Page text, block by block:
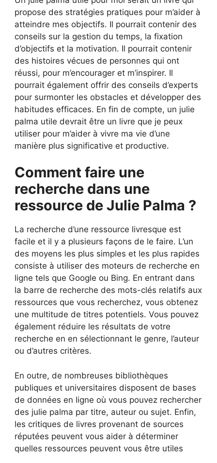
propose des stratégies pratiques pour m’aider à
atteindre mes objectifs. Il pourrait contenir des
conseils sur la gestion du temps, la fixation
d’objectifs et la motivation. Il pourrait contenir
des histoires vécues de personnes qui ont
réussi, pour m’encourager et m’inspirer. Il
pourrait également offrir des conseils d’experts
pour surmonter les obstacles et développer des
habitudes efficaces. En fin de compte, un julie
palma utile devrait être un livre que je peux
utiliser pour m’aider à vivre ma vie d’une
manière plus significative et productive.
Comment faire une
recherche dans une
ressource de Julie Palma ?
La recherche d’une ressource livresque est
facile et il y a plusieurs façons de le faire. L’un
des moyens les plus simples et les plus rapides
consiste à utiliser des moteurs de recherche en
ligne tels que Google ou Bing. En entrant dans
la barre de recherche des mots-clés relatifs aux
ressources que vous recherchez, vous obtenez
une multitude de titres potentiels. Vous pouvez
également réduire les résultats de votre
recherche en en sélectionnant le genre, l’auteur
ou d’autres critères.
En outre, de nombreuses bibliothèques
publiques et universitaires disposent de bases
de données en ligne où vous pouvez rechercher
des julie palma par titre, auteur ou sujet. Enfin,
les critiques de livres provenant de sources
réputées peuvent vous aider à déterminer
quelles ressources peuvent vous être utiles